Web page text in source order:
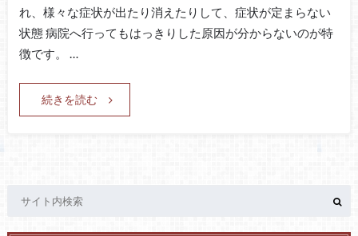
れ、様々な症状が出たり消えたりして、症状が定まらない
状態 病院へ行ってもはっきりした原因が分からないのが特
徴です。 …
続きを読む